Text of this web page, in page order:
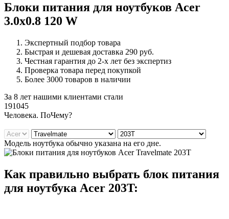
Блоки питания для ноутбуков Acer
3.0x0.8 120 W
Экспертный подбор товара
Быстрая и дешевая доставка 290 руб.
Честная гарантия до 2-х лет без экспертиз
Проверка товара перед покупкой
Более 3000 товаров в наличии
За 8 лет нашими клиентами стали
191045
Человека. ПоЧему?
Модель ноутбука обычно указана на его дне.
Как правильно выбрать блок питания
для ноутбука Acer 203T: